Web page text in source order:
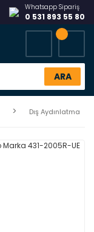
Whatsapp Sipariş
0 531 893 55 80
ARA
Dış Aydınlatma